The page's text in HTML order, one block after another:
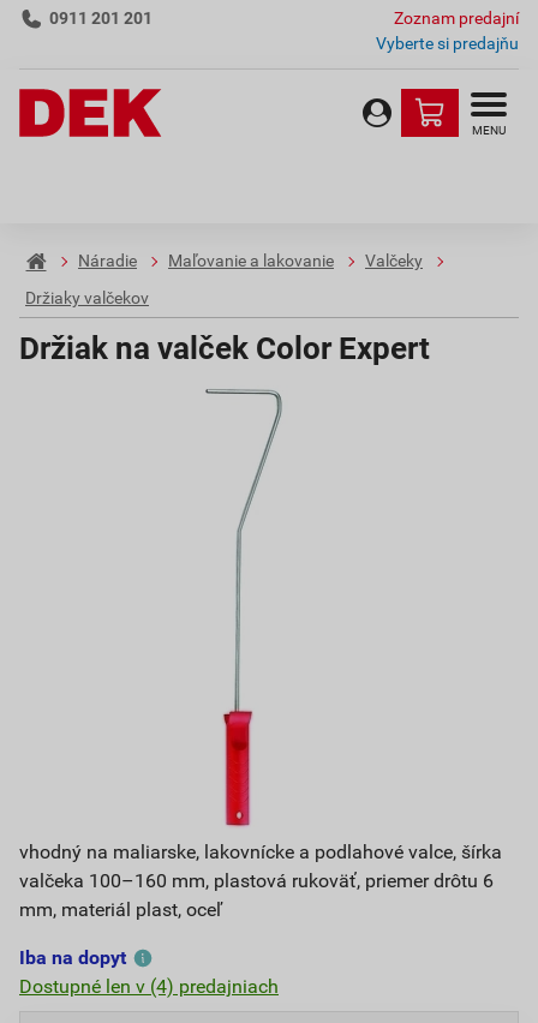
0911 201 201
Zoznam predajní
Vyberte si predajňu
MENU
Náradie Maľovanie a lakovanie
Valčeky
Držiaky valčekov
Držiak na valček Color Expert
vhodný na maliarske, lakovnícke a podlahové valce, šírka
valčeka 100–160 mm, plastová rukoväť, priemer drôtu 6
mm, materiál plast, oceľ
Iba na dopyt
Dostupné len v (4) predajniach